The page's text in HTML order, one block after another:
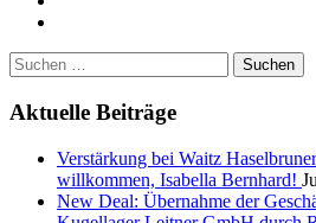
Suchen
nach:
Aktuelle Beiträge
Verstärkung bei Waitz
willkommen, Isabella Bernhard!
New Deal: Übernahme der